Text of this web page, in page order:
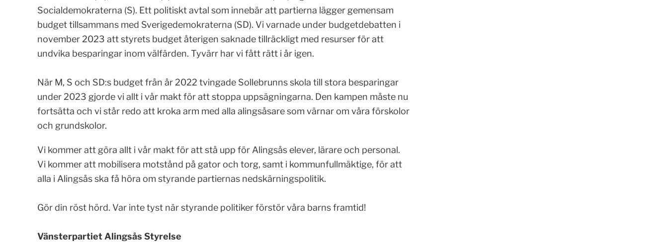
Socialdemokraterna (S). Ett politiskt avtal som innebär att partierna lägger gemensam
budget tillsammans med Sverigedemokraterna (SD). Vi varnade under budgetdebatten i
november 2023 att styrets budget återigen saknade tillräckligt med resurser för att
undvika besparingar inom välfärden. Tyvärr har vi fått rätt i år igen.
När M, S och SD:s budget från år 2022 tvingade Sollebrunns skola till stora besparingar
under 2023 gjorde vi allt i vår makt för att stoppa uppsägningarna. Den kampen måste nu
fortsätta och vi står redo att kroka arm med alla alingsåsare som värnar om våra förskolor
och grundskolor.
Vi kommer att göra allt i vår makt för att stå upp för Alingsås elever, lärare och personal.
Vi kommer att mobilisera motstånd på gator och torg, samt i kommunfullmäktige, för att
alla i Alingsås ska få höra om styrande partiernas nedskärningspolitik.
Gör din röst hörd. Var inte tyst när styrande politiker förstör våra barns framtid!
Vänsterpartiet Alingsås Styrelse